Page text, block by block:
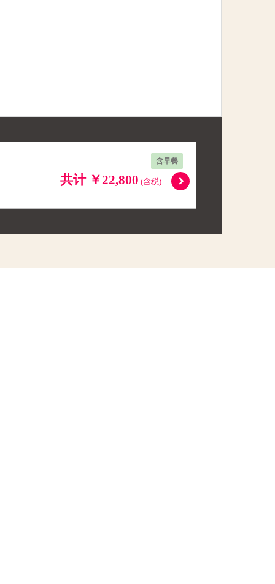
含早餐
共计 ￥22,800 (含税)